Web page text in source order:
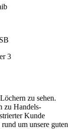
zu Handels-
Kunde
um unsere guten